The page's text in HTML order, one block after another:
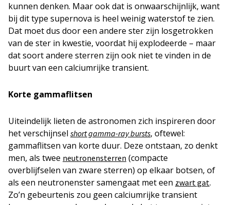
kunnen denken. Maar ook dat is onwaarschijnlijk, want
bij dit type supernova is heel weinig waterstof te zien.
Dat moet dus door een andere ster zijn losgetrokken
van de ster in kwestie, voordat hij explodeerde – maar
dat soort andere sterren zijn ook niet te vinden in de
buurt van een calciumrijke transient.
Korte gammaflitsen
Uiteindelijk lieten de astronomen zich inspireren door
het verschijnsel short gamma-ray bursts, oftewel:
gammaflitsen van korte duur. Deze ontstaan, zo denkt
men, als twee neutronensterren (compacte
overblijfselen van zware sterren) op elkaar botsen, of
als een neutronenster samengaat met een zwart gat.
Zo’n gebeurtenis zou geen calciumrijke transient